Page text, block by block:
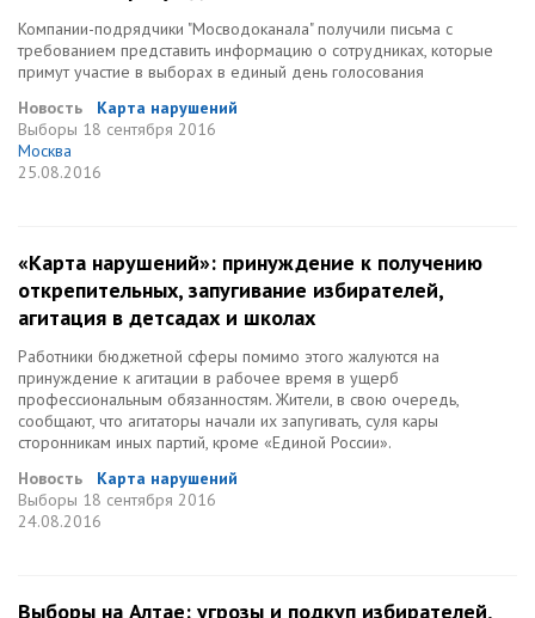
Компании-подрядчики "Мосводоканала" получили письма с
требованием представить информацию о сотрудниках, которые
примут участие в выборах в единый день голосования
Новость
Карта нарушений
Выборы 18 сентября 2016
Москва
25.08.2016
«Карта нарушений»: принуждение к получению
открепительных, запугивание избирателей,
агитация в детсадах и школах
Работники бюджетной сферы помимо этого жалуются на
принуждение к агитации в рабочее время в ущерб
профессиональным обязанностям. Жители, в свою очередь,
сообщают, что агитаторы начали их запугивать, суля кары
сторонникам иных партий, кроме «Единой России».
Новость
Карта нарушений
Выборы 18 сентября 2016
24.08.2016
Выборы на Алтае: угрозы и подкуп избирателей,